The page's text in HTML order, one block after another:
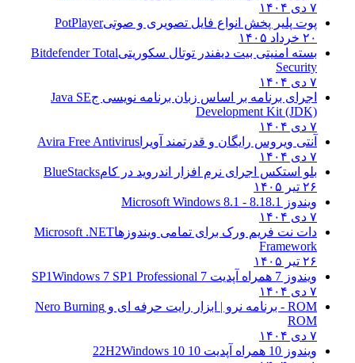
پوت پلیر پخش انواع فایل تصویری و صوتیPotPlayer
۲۰ خرداد ۱۴۰۵
بسته امنیتی بیت دیفندر توتال سکوریتیBitdefender Total
Security
اجرای برنامه بر اساس زبان برنامه نویسی ج Java SE
Development Kit (JDK)
آنتی ویروس رایگان و قدرتمند آویراAvira Free Antivirus
بلو استکس اجرای نرم افزار اندروید در کامBlueStacks
۲۶ تیر ۱۴۰۵
ویندوز 8.18.1 - Microsoft Windows 8.1
دات نت فریم ورک برای تمامی ویندوزهاMicrosoft .NET
Framework
۲۶ تیر ۱۴۰۵
ویندوز 7 همراه آپدیت 7 SP1
Windows 7 SP1 Professional
ROM - برنامه نرو | ابزار رایت حرفه ای و
Nero Burning
ROM
ویندوز 10 همراه آپدیت 10 22H2
Windows 10